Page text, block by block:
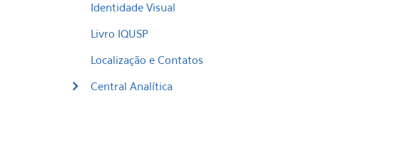
Identidade Visual
Livro IQUSP
Localização e Contatos
Central Analítica